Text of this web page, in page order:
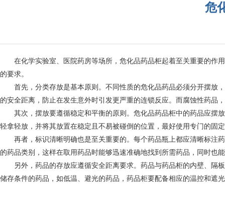
危
在化学实验室、医院药房等场所，危化品药品柜起着至关重要的作
的要求。
首先，分类存放是基本原则。不同性质的危化品药品必须分开摆放
的安全距离，防止在发生意外时引发更严重的连锁反应。而腐蚀性药品
其次，摆放要遵循稳定和平衡的原则。危化品药品柜中的药品应摆
轻拿轻放，并将其放置在稳定且不易被碰倒的位置，最好使用专门的固
再者，标识清晰明确也是至关重要的。每个药品瓶上都应清晰标注
的药品类别，这样在取用药品时能够迅速准确地找到所需药品，同时也
另外，药品的存放应遵循安全距离要求。药品与药品柜的内壁、隔
储存条件的药品，如低温、避光的药品，药品柜要配备相应的温控和遮